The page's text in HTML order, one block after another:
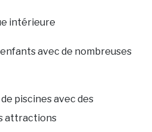
intérieure
avec de nombreuses
piscines avec des
attractions